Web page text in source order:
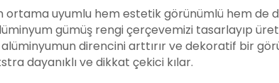
uyumlu hem estetik görünümlü hem de
gümüş rengi çerçevemizi tasarlayıp
direncini arttırır ve dekoratif bir
dayanıklı ve dikkat çekici kılar.